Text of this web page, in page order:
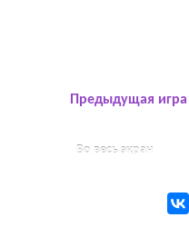
Предыдущая игра
Во весь экран